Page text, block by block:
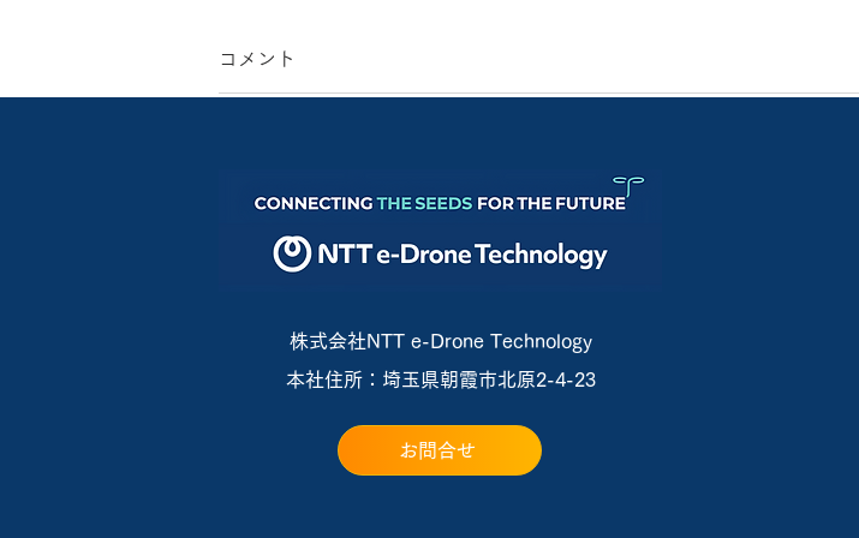
新型鳥獣害対策機「BB102」
提供開始
コメント
株式会社NTT e-Drone Technology
本社住所：埼玉県朝霞市北原2-4-23
お問合せ